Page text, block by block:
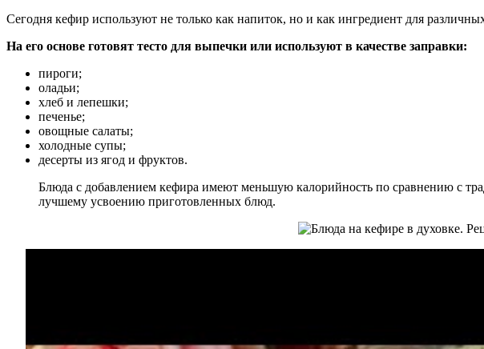
Сегодня кефир используют не только как напиток, но и как ингредиент для
На его основе готовят тесто для выпечки или используют в качестве заправки:
пироги;
оладьи;
хлеб и лепешки;
печенье;
овощные салаты;
холодные супы;
десерты из ягод и фруктов.
Блюда с добавлением кефира имеют меньшую калорийность по сравнению с
лучшему усвоению приготовленных блюд.